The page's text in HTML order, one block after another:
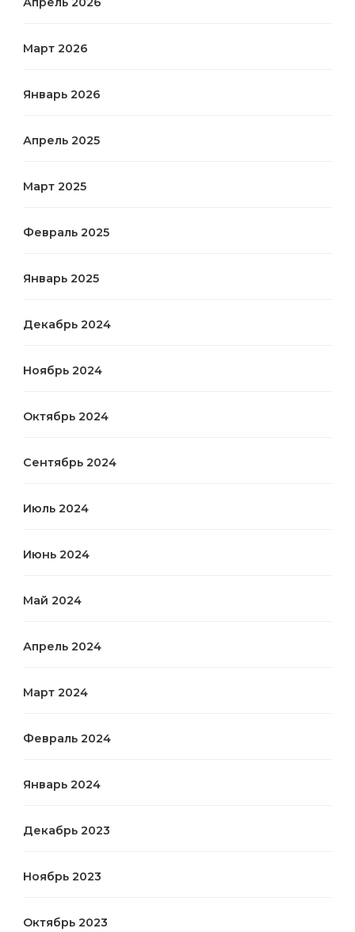
Март 2026
Январь 2026
Апрель 2025
Март 2025
Февраль 2025
Январь 2025
Декабрь 2024
Ноябрь 2024
Октябрь 2024
Сентябрь 2024
Июль 2024
Июнь 2024
Май 2024
Апрель 2024
Март 2024
Февраль 2024
Январь 2024
Декабрь 2023
Ноябрь 2023
Октябрь 2023